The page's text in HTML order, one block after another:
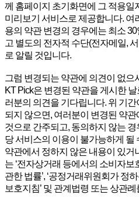
께 홈페이지 초기화면에 그 적용일
미리보기 서비스로 제공합니다. 여
용의 약관 변경의 경우에는 최소
고 별도의 전자적 수단(전자메일,
로 알릴 것입니다.
그럼 변경되는 약관에 의견이 없으
KT Pick은 변경된 약관을 게시한
러분의 의견을 기다립니다. 위 기
되지 않으면, 여러분이 변경된 약
것으로 간주되고, 동의하지 않는
당 서비스의 이용이 불가능하게 될
약관에서 정하지 않은 내용이 있거
는 ‘전자상거래 등에서의 소비자보
관한 법률’, ‘공정거래위원회가 정
보호지침’ 및 관계법령 또는 상관